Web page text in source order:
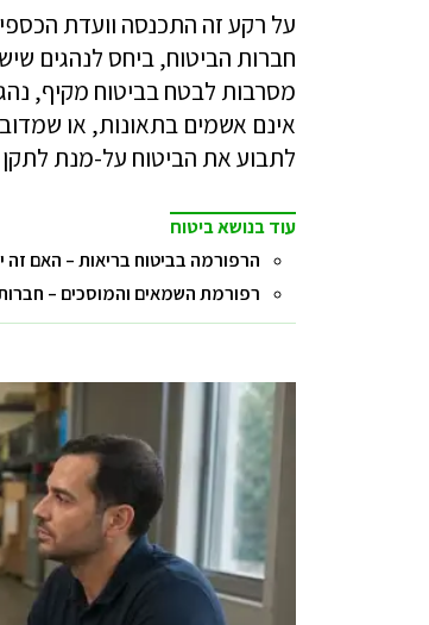
על רקע זה התכנסה וועדת
חברות הביטוח, ביחס לנהגים
מסרבות לבטח בביטוח מקיף,
אינם אשמים בתאונות, או
לתבוע את הביטוח על-מנת
עוד בנושא ביטוח
הרפורמה בביטוח בריאות – האם זה
רפורמת השמאים והמוסכים –